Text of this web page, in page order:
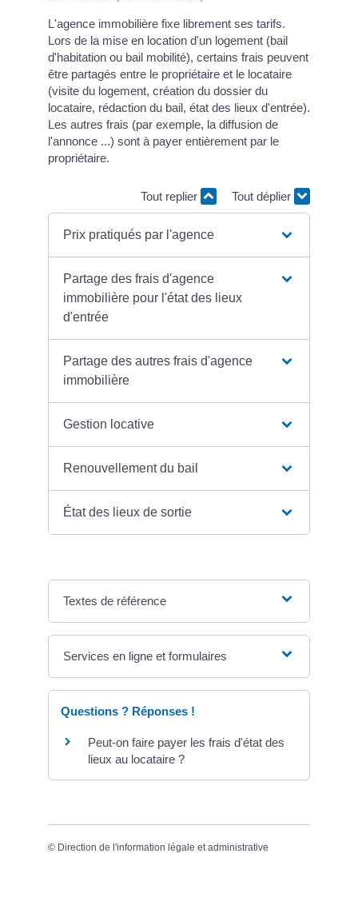
L'agence immobilière fixe librement ses tarifs.
Lors de la mise en location d'un logement (bail
d'habitation ou bail mobilité), certains frais peuvent
être partagés entre le propriétaire et le locataire
(visite du logement, création du dossier du
locataire, rédaction du bail, état des lieux d'entrée).
Les autres frais (par exemple, la diffusion de
l'annonce ...) sont à payer entièrement par le
propriétaire.
Tout replier Tout déplier
Prix pratiqués par l'agence
Partage des frais d'agence
immobilière pour l'état des lieux
d'entrée
Partage des autres frais d'agence
immobilière
Gestion locative
Renouvellement du bail
État des lieux de sortie
Textes de référence
Services en ligne et formulaires
Questions ? Réponses !
Peut-on faire payer les frais d'état des
lieux au locataire ?
© Direction de l'information légale et administrative